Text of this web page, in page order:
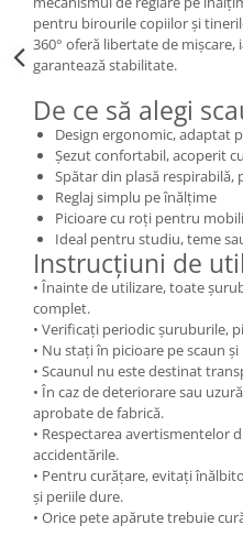
pentru birourile copiilor și
360° oferă libertate de
garantează stabilitate.
De ce să alegi
Design ergonomic, adaptat
Șezut confortabil, acoperit
Spătar din plasă
Reglaj simplu pe înălțime
Picioare cu roți pentru
Ideal pentru studiu, teme
Instrucțiuni de
• Înainte de utilizare, toate
complet.
• Verificați periodic șuruburile,
• Nu stați în picioare pe scaun
• Scaunul nu este destinat
• În caz de deteriorare sau
aprobate de fabrică.
• Respectarea avertismentelor
accidentările.
• Pentru curățare, evitați
și periile dure.
• Orice pete apărute trebuie